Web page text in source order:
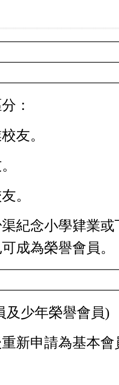
：
友。
。
紀念小學肄業
成為榮譽會員。
及少年榮譽會員)
新申請為基本